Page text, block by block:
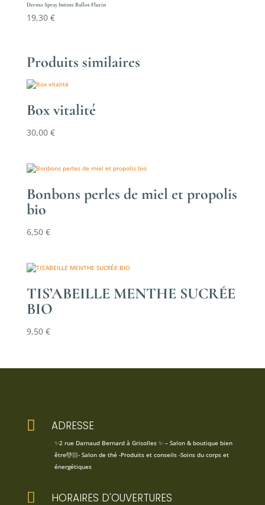
Dermo Spray Intime Ballot-Flurin
19,30 €
Produits similaires
Box vitalité
30,00 €
Bonbons perles de miel et propolis
bio
6,50 €
TIS’ABEILLE MENTHE SUCRÉE
BIO
9,50 €
 ADRESSE
✨2 rue Darnaud Bernard à Grisolles ✨ – Salon & boutique bien
être💆🏻- Salon de thé -Produits et conseils -Soins du corps et
énergétiques
 HORAIRES D'OUVERTURES